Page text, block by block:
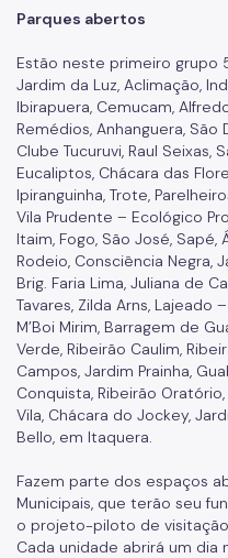
Parques abertos
Estão neste primeiro grupo
Jardim da Luz, Aclimação,
Ibirapuera, Cemucam,
Remédios, Anhanguera, São
Clube Tucuruvi, Raul Seixas,
Eucaliptos, Chácara das
Ipiranguinha, Trote,
Vila Prudente – Ecológico
Itaim, Fogo, São José, Sapé,
Rodeio, Consciência Negra,
Brig. Faria Lima, Juliana de
Tavares, Zilda Arns, Lajeado
M’Boi Mirim, Barragem de
Verde, Ribeirão Caulim,
Campos, Jardim Prainha,
Conquista, Ribeirão
Vila, Chácara do Jockey,
Bello, em Itaquera.
Fazem parte dos espaços
Municipais, que terão seu
o projeto-piloto de
Cada unidade abrirá um dia